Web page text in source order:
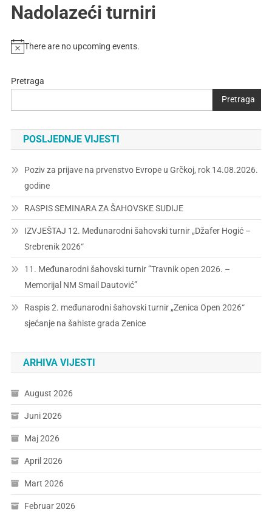
Nadolazeći turniri
There are no upcoming events.
Pretraga
Pretraga
POSLJEDNJE VIJESTI
Poziv za prijave na prvenstvo Evrope u Grčkoj, rok 14.08.2026.
godine
RASPIS SEMINARA ZA ŠAHOVSKE SUDIJE
IZVJEŠTAJ 12. Međunarodni šahovski turnir „Džafer Hogić –
Srebrenik 2026“
11. Međunarodni šahovski turnir ”Travnik open 2026. –
Memorijal NM Smail Dautović”
Raspis 2. međunarodni šahovski turnir „Zenica Open 2026“
sjećanje na šahiste grada Zenice
ARHIVA VIJESTI
August 2026
Juni 2026
Maj 2026
April 2026
Mart 2026
Februar 2026